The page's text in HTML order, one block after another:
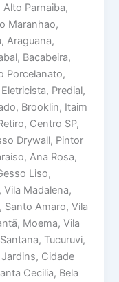
Parnaiba,
Maranhao,
Araguana,
Bacabeira,
Porcelanato,
Predial,
Brooklin, Itaim
Centro SP,
Drywall, Pintor
Ana Rosa,
Liso,
Madalena,
Santo Amaro, Vila
Moema, Vila
Tucuruvi,
Cidade
Cecilia, Bela